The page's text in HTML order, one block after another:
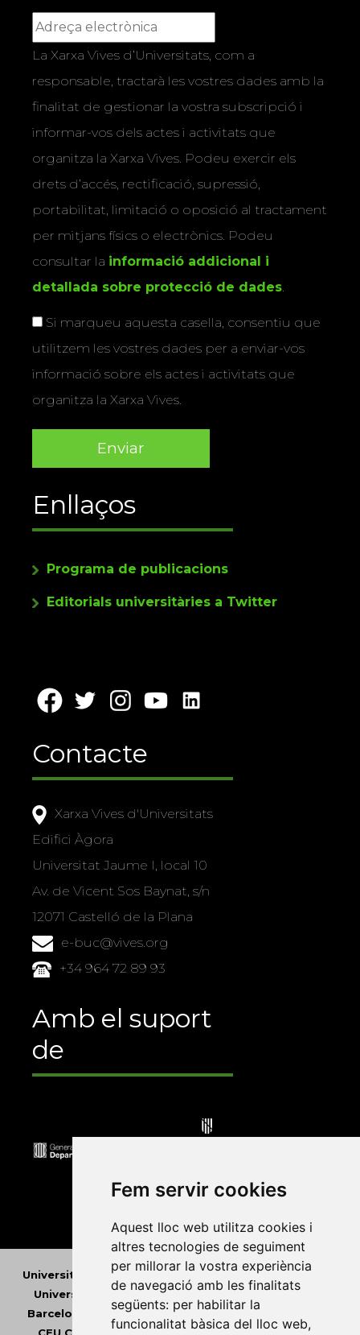
Fem servir cookies
Aquest lloc web utilitza cookies i
altres tecnologies de seguiment
per millorar la vostra experiència
de navegació amb les finalitats
següents: per habilitar la
funcionalitat bàsica del lloc web,
La Xarxa Vives d’Universitats, com a
responsable, tractarà les vostres dades amb la
finalitat de gestionar la vostra subscripció i
informar-vos dels actes i activitats que
organitza la Xarxa Vives. Podeu exercir els
drets d’accés, rectificació, supressió,
portabilitat, limitació o oposició al tractament
per mitjans físics o electrònics. Podeu
consultar la informació addicional i
detallada sobre protecció de dades.
Si marqueu aquesta casella, consentiu que
utilitzem les vostres dades per a enviar-vos
informació sobre els actes i activitats que
organitza la Xarxa Vives.
Enllaços
Programa de publicacions
Editorials universitàries a Twitter
Contacte
Xarxa Vives d'Universitats
Edifici Àgora
Universitat Jaume I, local 10
Av. de Vicent Sos Baynat, s/n
12071 Castelló de la Plana
e-buc@vives.org
+34 964 72 89 93
Amb el suport
de
Universitat Abat Oliba CEU • Universitat d'Alacant
Universitat d'Andorra•Universitat Autònoma de
Barcelona
Universitat de Barcelona •